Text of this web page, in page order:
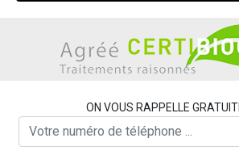
ON VOUS RAPPELLE